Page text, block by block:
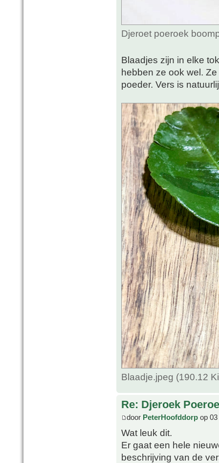
Djeroet poeroek
Blaadjes zijn in elke
hebben ze ook wel.
poeder. Vers is
Blaadje.jpeg (190.12
Re: Djeroek
door PeterHoofddorp op
Wat leuk dit.
Er gaat een hele
beschrijving van de